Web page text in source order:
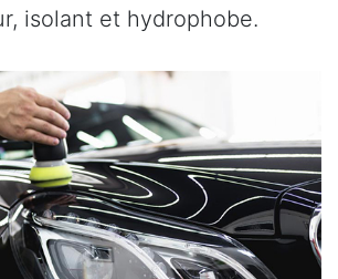
isolant et hydrophobe.